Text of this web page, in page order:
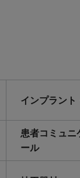
インプラント
患者コミュニ
ール